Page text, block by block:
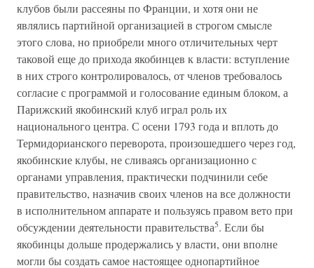
клубов были рассеяны по Франции, и хотя они не
являлись партийной организацией в строгом смысле
этого слова, но приобрели много отличительных черт
таковой еще до прихода якобинцев к власти: вступление
в них строго контролировалось, от членов требовалось
согласие с программой и голосование единым блоком, а
Парижский якобинский клуб играл роль их
национального центра. С осени 1793 года и вплоть до
Термидорианского переворота, произошедшего через год,
якобинские клубы, не сливаясь организационно с
органами управления, практически подчинили себе
правительство, назначив своих членов на все должности
в исполнительном аппарате и пользуясь правом вето при
обсуждении деятельности правительства5. Если бы
якобинцы дольше продержались у власти, они вполне
могли бы создать самое настоящее однопартийное